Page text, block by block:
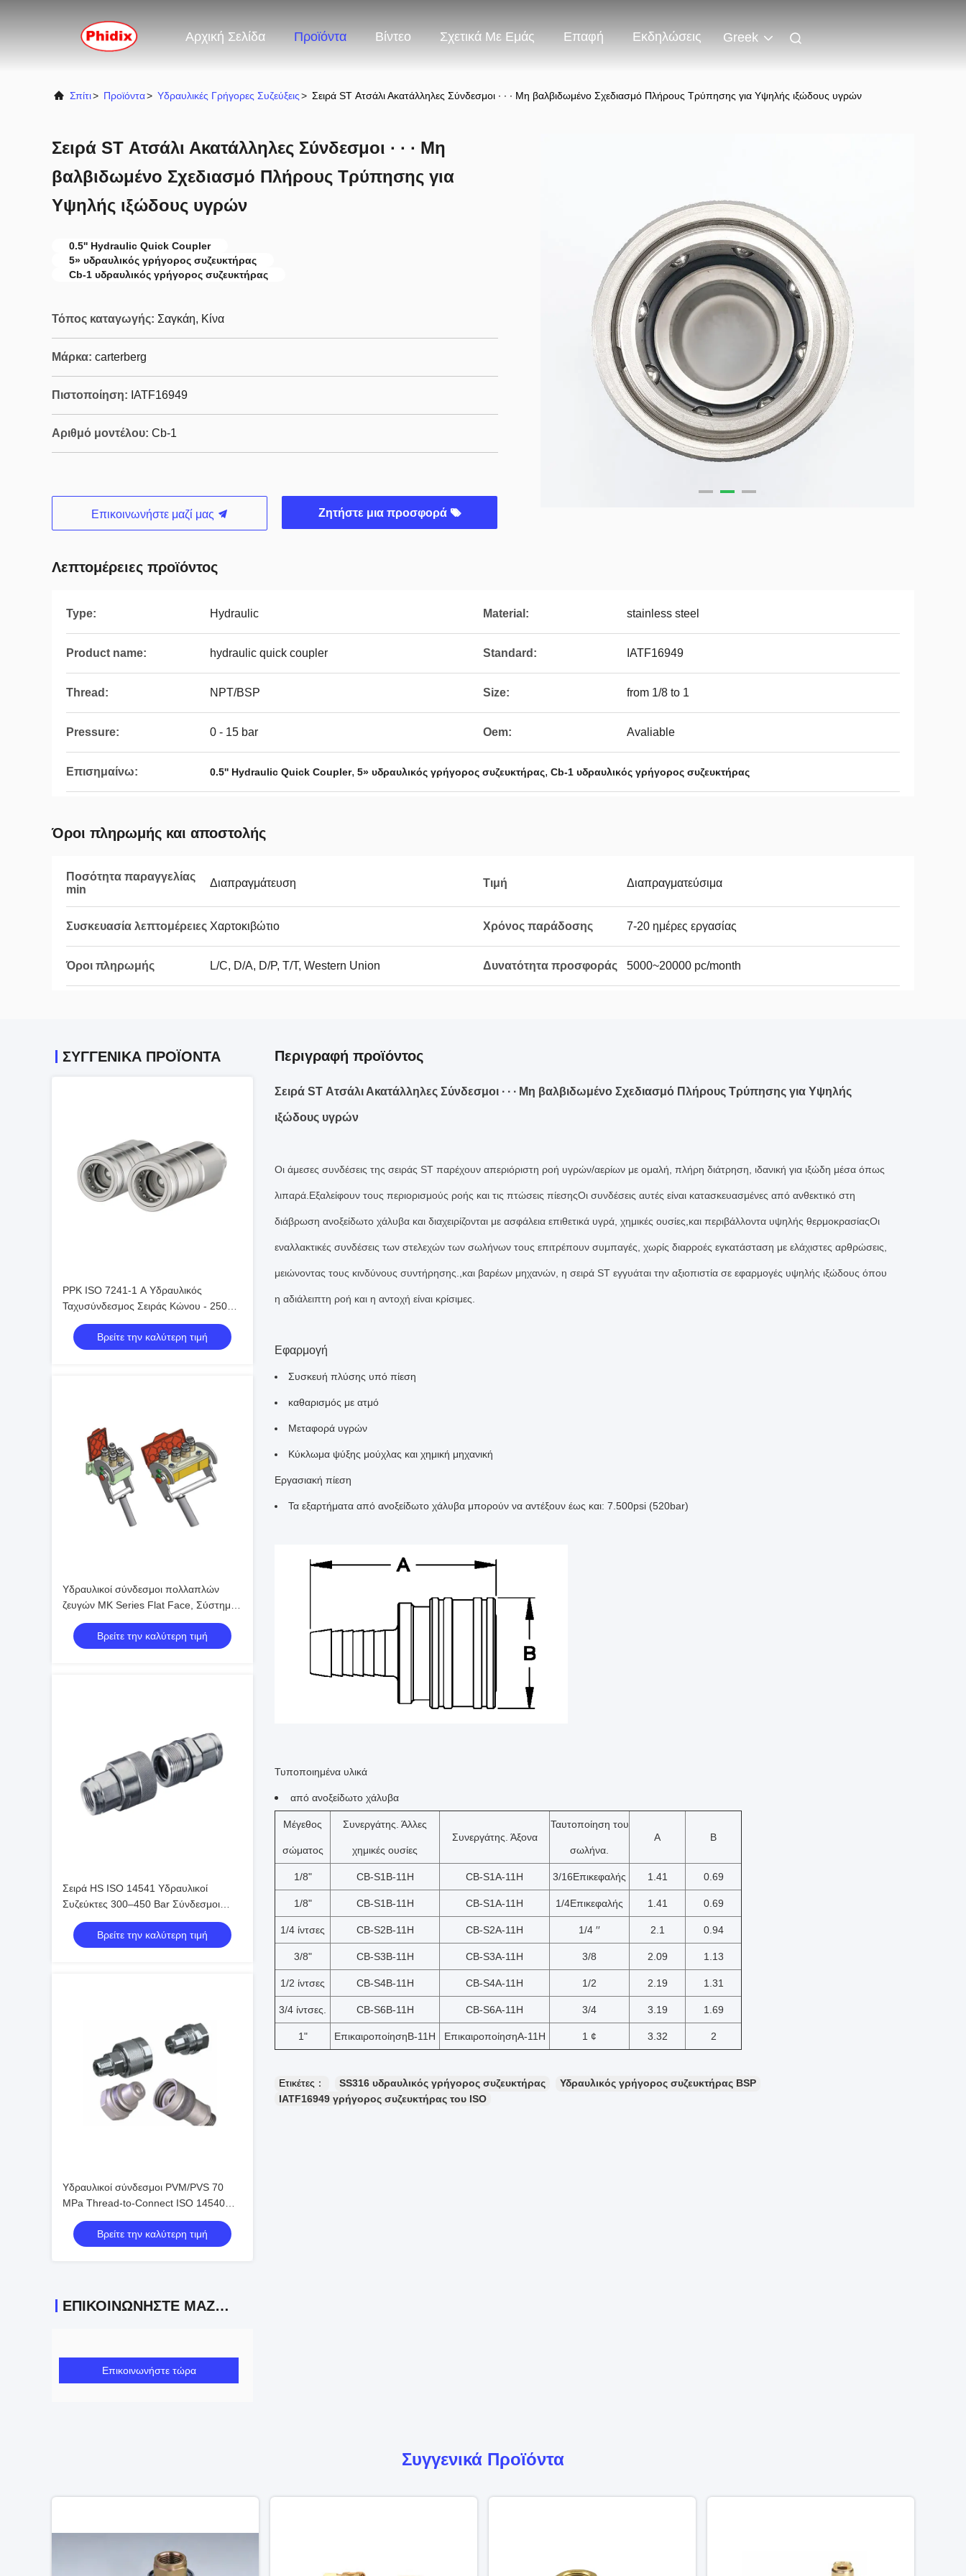
Αρχική Σελίδα Προϊόντα Βίντεο Σχετικά Με Εμάς Επαφή Εκδηλώσεις Greek
Σπίτι> Προϊόντα> Υδραυλικές Γρήγορες Συζεύξεις> Σειρά ST Ατσάλι Ακατάλληλες Σύνδεσμοι ∙ ∙ ∙ Μη βαλβιδωμένο Σχεδιασμό Πλήρους Τρύπησης για Υψηλής ιξώδους υγρών
Σειρά ST Ατσάλι Ακατάλληλες Σύνδεσμοι ∙ ∙ ∙ Μη
βαλβιδωμένο Σχεδιασμό Πλήρους Τρύπησης για
Υψηλής ιξώδους υγρών
0.5'' Hydraulic Quick Coupler
5» υδραυλικός γρήγορος συζευκτήρας
Cb-1 υδραυλικός γρήγορος συζευκτήρας
Τόπος καταγωγής: Σαγκάη, Κίνα
Μάρκα: carterberg
Πιστοποίηση: IATF16949
Αριθμό μοντέλου: Cb-1
Επικοινωνήστε μαζί μας Ζητήστε μια προσφορά
Λεπτομέρειες προϊόντος
Type: Hydraulic Material: stainless steel
Product name: hydraulic quick coupler Standard: IATF16949
Thread: NPT/BSP Size: from 1/8 to 1
Pressure: 0 - 15 bar Oem: Avaliable
Επισημαίνω: 0.5'' Hydraulic Quick Coupler, 5» υδραυλικός γρήγορος συζευκτήρας, Cb-1 υδραυλικός γρήγορος συζευκτήρας
Όροι πληρωμής και αποστολής
Ποσότητα παραγγελίας
min
Διαπραγμάτευση Τιμή Διαπραγματεύσιμα
Συσκευασία λεπτομέρειες Χαρτοκιβώτιο Χρόνος παράδοσης 7-20 ημέρες εργασίας
Όροι πληρωμής L/C, D/A, D/P, T/T, Western Union Δυνατότητα προσφοράς 5000~20000 pc/month
ΣΥΓΓΕΝΙΚΆ ΠΡΟΪΌΝΤΑ
PPK ISO 7241-1 A Υδραυλικός
Ταχυσύνδεσμος Σειράς Κώνου - 250
Bar Ατσάλινο Κλείδωμα με Μπίλια για
Βαριά Μηχανήματα
Βρείτε την καλύτερη τιμή
Υδραυλικοί σύνδεσμοι πολλαπλών
ζευγών MK Series Flat Face, Σύστημα
Γρήγορης Σύνδεσης Cam Lock,
Πρότυπο ISOΒρείτε την καλύτερη τιμή
Σειρά HS ISO 14541 Υδραυλικοί
Συζεύκτες 300–450 Bar Σύνδεσμοι
Βαλβίδας Κώνου Σύνδεσης με
ΣπείρωμαΒρείτε την καλύτερη τιμή
Υδραυλικοί σύνδεσμοι PVM/PVS 70
MPa Thread-to-Connect ISO 14540
Υψηλής Πίεσης με Βαλβίδα Κώνου
Βρείτε την καλύτερη τιμή
ΕΠΙΚΟΙΝΩΝΉΣΤΕ ΜΑΖΊ ΜΑΣ
Επικοινωνήστε τώρα
Περιγραφή προϊόντος
Σειρά ST Ατσάλι Ακατάλληλες Σύνδεσμοι ∙ ∙ ∙ Μη βαλβιδωμένο Σχεδιασμό Πλήρους Τρύπησης για Υψηλής
ιξώδους υγρών
Οι άμεσες συνδέσεις της σειράς ST παρέχουν απεριόριστη ροή υγρών/αερίων με ομαλή, πλήρη διάτρηση, ιδανική για ιξώδη μέσα όπως
λιπαρά.Εξαλείφουν τους περιορισμούς ροής και τις πτώσεις πίεσηςΟι συνδέσεις αυτές είναι κατασκευασμένες από ανθεκτικό στη
διάβρωση ανοξείδωτο χάλυβα και διαχειρίζονται με ασφάλεια επιθετικά υγρά, χημικές ουσίες,και περιβάλλοντα υψηλής θερμοκρασίαςΟι
εναλλακτικές συνδέσεις των στελεχών των σωλήνων τους επιτρέπουν συμπαγές, χωρίς διαρροές εγκατάσταση με ελάχιστες αρθρώσεις,
μειώνοντας τους κινδύνους συντήρησης.,και βαρέων μηχανών, η σειρά ST εγγυάται την αξιοπιστία σε εφαρμογές υψηλής ιξώδους όπου
η αδιάλειπτη ροή και η αντοχή είναι κρίσιμες.
Εφαρμογή
Συσκευή πλύσης υπό πίεση
καθαρισμός με ατμό
Μεταφορά υγρών
Κύκλωμα ψύξης μούχλας και χημική μηχανική
Εργασιακή πίεση
Τα εξαρτήματα από ανοξείδωτο χάλυβα μπορούν να αντέξουν έως και: 7.500psi (520bar)
Τυποποιημένα υλικά
από ανοξείδωτο χάλυβα
Μέγεθος
σώματος
Συνεργάτης. Άλλες
χημικές ουσίες
Συνεργάτης. Άξονα
Ταυτοποίηση του
σωλήνα.
Α Β
1/8" CB-S1 Β-11H CB-S1Α-11H 3/16Επικεφαλής 1.41 0.69
1/8" CB-S1 Β-11H CB-S1Α-11H 1/4Επικεφαλής 1.41 0.69
1/4 ίντσες CB-S2Β-11H CB-S2Α-11H 1/4 ′′ 2.1 0.94
3/8" CB-S3Β-11H CB-S3Α-11H 3/8 2.09 1.13
1/2 ίντσες CB-S4Β-11H CB-S4Α-11H 1/2 2.19 1.31
3/4 ίντσες. CB-S6Β-11H CB-S6Α-11H 3/4 3.19 1.69
1" ΕπικαιροποίησηΒ-11H ΕπικαιροποίησηΑ-11H 1 ¢ 3.32 2
Ετικέτες： SS316 υδραυλικός γρήγορος συζευκτήρας
Υδραυλικός γρήγορος συζευκτήρας BSP
IATF16949 γρήγορος συζευκτήρας του ISO
Συγγενικά Προϊόντα